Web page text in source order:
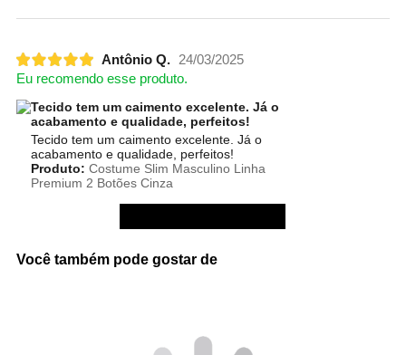
Antônio Q.
24/03/2025
Eu recomendo esse produto.
Tecido tem um caimento excelente. Já o
acabamento e qualidade, perfeitos!
Tecido tem um caimento excelente. Já o
acabamento e qualidade, perfeitos!
Produto: Costume Slim Masculino Linha
Premium 2 Botões Cinza
Você também pode gostar de